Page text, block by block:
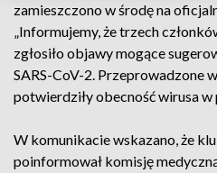
zamieszczono w środę na
„Informujemy, że trzech
zgłosiło objawy mogące
SARS-CoV-2. Przeprowadzone
potwierdziły obecność wirusa w
W komunikacie wskazano, że
poinformował komisję